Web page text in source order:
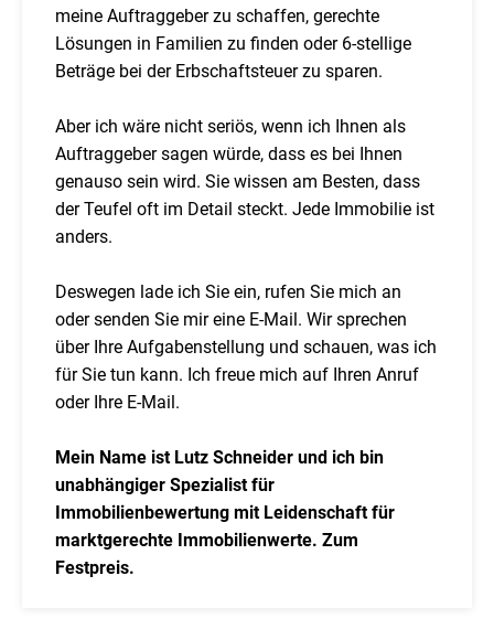
meine Auftraggeber zu schaffen, gerechte
Lösungen in Familien zu finden oder 6-stellige
Beträge bei der Erbschaftsteuer zu sparen.
Aber ich wäre nicht seriös, wenn ich Ihnen als
Auftraggeber sagen würde, dass es bei Ihnen
genauso sein wird. Sie wissen am Besten, dass
der Teufel oft im Detail steckt. Jede Immobilie ist
anders.
Deswegen lade ich Sie ein, rufen Sie mich an
oder senden Sie mir eine E-Mail. Wir sprechen
über Ihre Aufgabenstellung und schauen, was ich
für Sie tun kann. Ich freue mich auf Ihren Anruf
oder Ihre E-Mail.
Mein Name ist Lutz Schneider und ich bin
unabhängiger Spezialist für
Immobilienbewertung mit Leidenschaft für
marktgerechte Immobilienwerte. Zum
Festpreis.